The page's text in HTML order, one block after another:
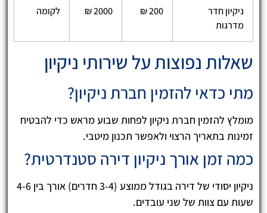
ניקיון חדר
מדרגות
200 ₪
2000 ₪ לקומה
שאלות נפוצות על שירותי ניקיון
מתי כדאי להזמין חברת ניקיון?
מומלץ להזמין חברת ניקיון לפחות שבוע מראש כדי להבטיח
זמינות בתאריך הרצוי ולאפשר תכנון מיטבי.
כמה זמן אורך ניקיון דירה סטנדרטית?
ניקיון יסודי של דירה בגודל ממוצע (3-4 חדרים) אורך בין 4-6
שעות עם צוות של שני עובדים.